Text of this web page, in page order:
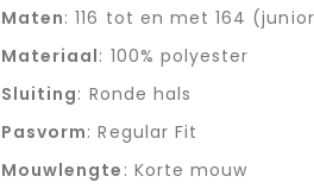
Maten: 116 tot en met 164
Materiaal: 100% polyester
Sluiting: Ronde hals
Pasvorm: Regular Fit
Mouwlengte : Korte mouw